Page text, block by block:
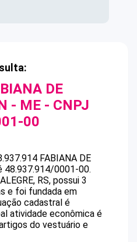
DE
- ME - CNPJ
00
FABIANA DE
48.937.914/0001-00.
RS, possui 3
e foi fundada em
cadastral é
atividade econômica é
do vestuário e